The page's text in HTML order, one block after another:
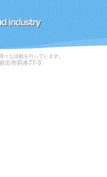
々な活動を行っています。
出市荊本77-3